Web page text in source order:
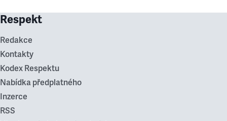
Respekt
Redakce
Kontakty
Kodex Respektu
Nabídka předplatného
Inzerce
RSS